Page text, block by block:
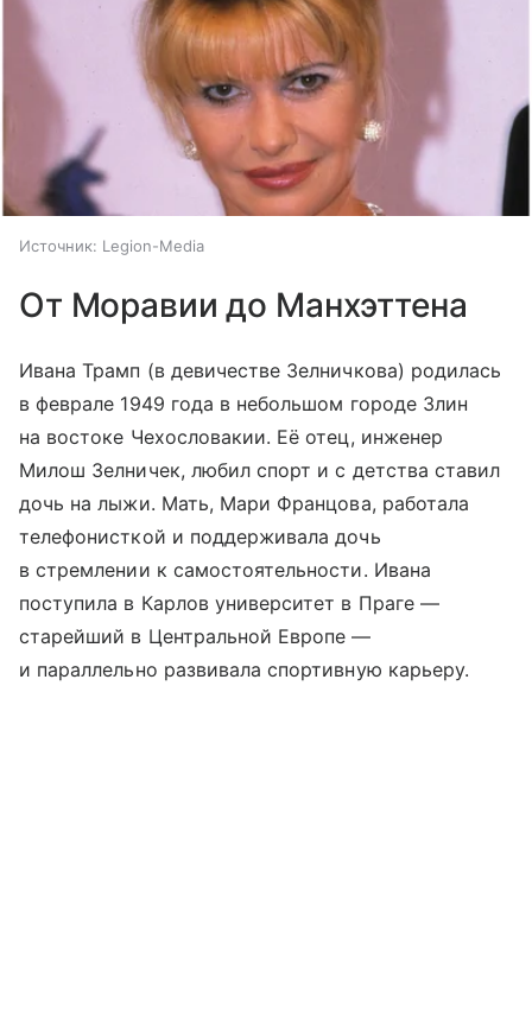
Источник: Legion-Media
От Моравии до Манхэттена
Ивана Трамп (в девичестве Зелничкова) родилась
в феврале 1949 года в небольшом городе Злин
на востоке Чехословакии. Её отец, инженер
Милош Зелничек, любил спорт и с детства ставил
дочь на лыжи. Мать, Мари Францова, работала
телефонисткой и поддерживала дочь
в стремлении к самостоятельности. Ивана
поступила в Карлов университет в Праге —
старейший в Центральной Европе —
и параллельно развивала спортивную карьеру.